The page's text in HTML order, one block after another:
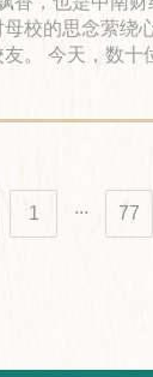
校的思念萦绕
。 今天，数十
1
... 77